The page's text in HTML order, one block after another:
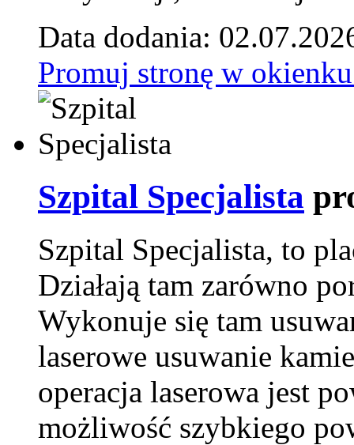
Data dodania:
Promuj stronę w
Szpital Specjalista
Szpital Specjalista, to
Działają tam zarówno
Wykonuje się tam
laserowe usuwanie
operacja laserowa jest
możliwość szybkiego